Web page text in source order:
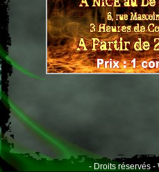
- Droits réservés -